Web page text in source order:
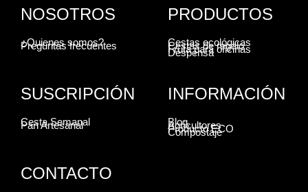
NOSOTROS
¿Quienes somos?
Preguntas frecuentes
PRODUCTOS
Cestas ecológicas
Cestas de regalo
Fruta para oficinas
Despensa
SUSCRIPCIÓN
Cesta Semanal
Pan Artesanal
INFORMACIÓN
Blog
Agricultores
Producto ECO
Compostaje
CONTACTO